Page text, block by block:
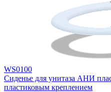
WS0100
Сиденье для унитаза АНИ
пластиковым креплением